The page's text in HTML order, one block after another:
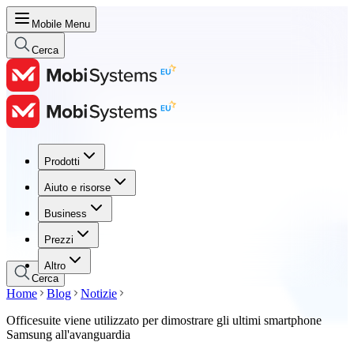
Mobile Menu
Cerca
Prodotti
Aiuto e risorse
Business
Prezzi
Altro
Prodotti
Aiuto e risorse
Business
Prezzi
Cerca
Home Blog
Notizie
Officesuite viene utilizzato per dimostrare gli ultimi smartphone
Samsung all'avanguardia